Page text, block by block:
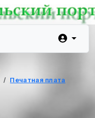
Печатная плата